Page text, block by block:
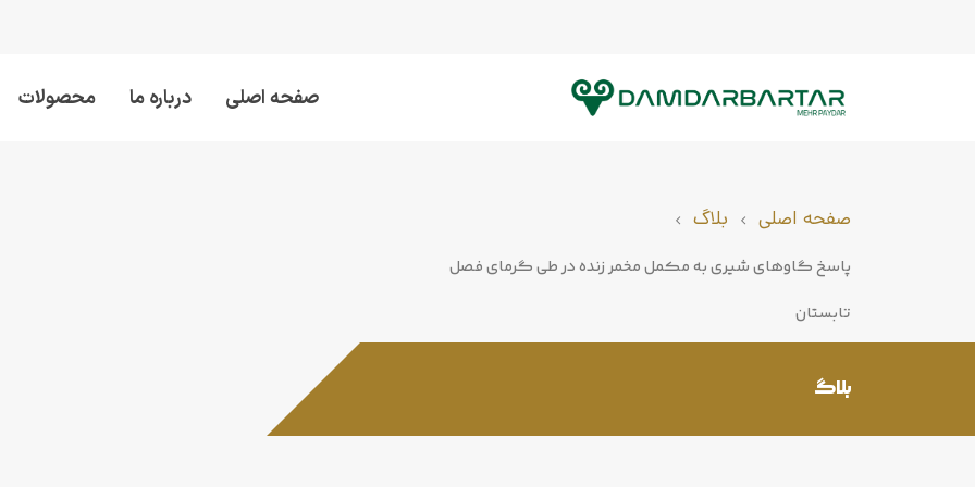
صفحه اصلی درباره ما محصولات
صفحه اصلی بلاگ
پاسخ گاوهای شیری به مکمل مخمر زنده در طی گرمای فصل
تابستان
بلاگ